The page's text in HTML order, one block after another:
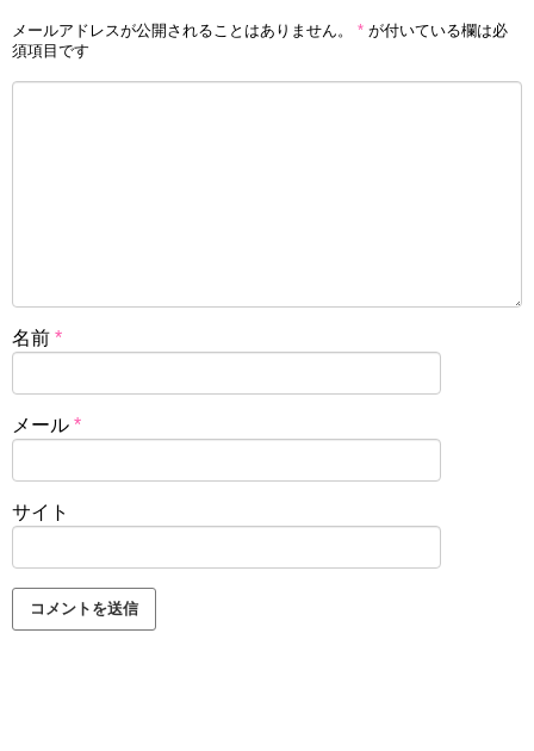
メールアドレスが公開されることはありません。 * が付いている欄は必
須項目です
名前 *
メール *
サイト